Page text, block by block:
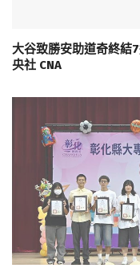
大谷致勝安助道奇終
央社 CNA